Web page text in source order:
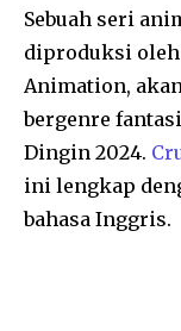
Sebuah seri
diproduksi oleh
Animation,
bergenre
Dingin 2024.
ini lengkap
bahasa Inggris.